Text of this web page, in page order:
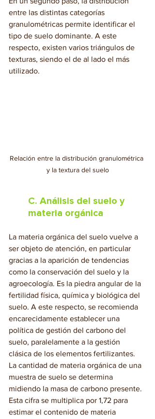
entre las distintas categorías
granulométricas permite identificar el
tipo de suelo dominante. A este
respecto, existen varios triángulos de
texturas, siendo el de al lado el más
utilizado.
Relación entre la distribución granulométrica
y la textura del suelo
C. Análisis del suelo y
materia orgánica
La materia orgánica del suelo vuelve a
ser objeto de atención, en particular
gracias a la aparición de tendencias
como la conservación del suelo y la
agroecología. Es la piedra angular de la
fertilidad física, química y biológica del
suelo. A este respecto, se recomienda
encarecidamente establecer una
política de gestión del carbono del
suelo, paralelamente a la gestión
clásica de los elementos fertilizantes.
La cantidad de materia orgánica de una
muestra de suelo se determina
midiendo la masa de carbono presente.
Esta cifra se multiplica por 1,72 para
estimar el contenido de materia